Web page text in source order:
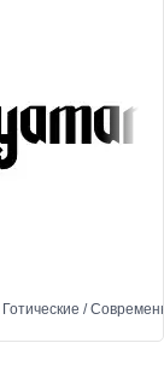
Готические /